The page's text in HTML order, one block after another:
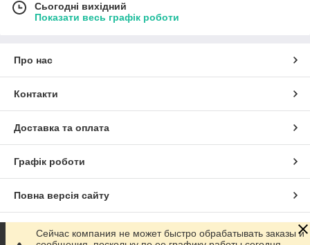
Сьогодні вихідний
Показати весь графік роботи
Про нас
Контакти
Доставка та оплата
Графік роботи
Повна версія сайту
Сайт створено на маркетплейсі Prom.ua
Сейчас компания не может быстро обрабатывать заказы и